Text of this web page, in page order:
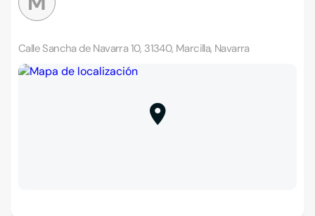
Calle Sancha de Navarra 10, 31340, Marcilla, Navarra